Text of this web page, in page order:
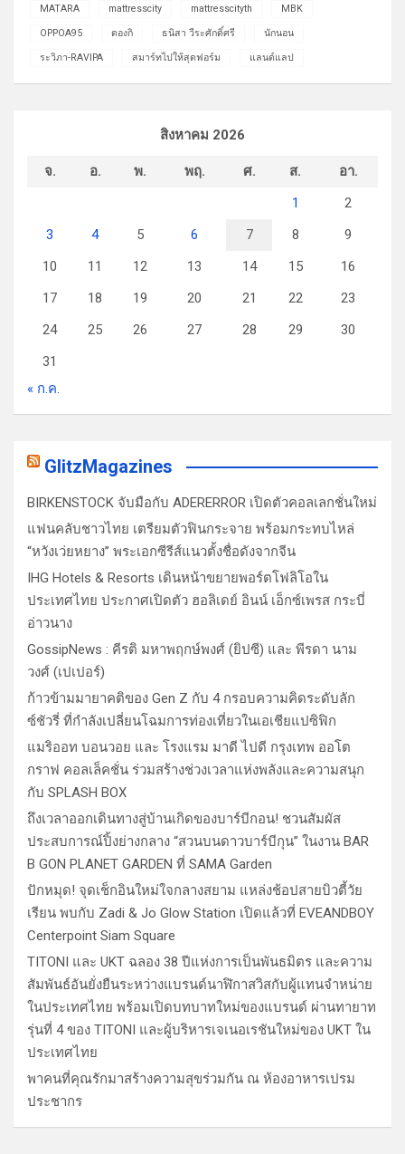
MATARA mattresscity mattresscityth MBK
OPPOA95 ดองกิ ธนิสา วีระศักดิ์ศรี นักนอน
ระวิภา-RAVIPA สมาร์ทไปให้สุดฟอร์ม แลนด์แลป
สิงหาคม 2026
จ. อ. พ. พฤ. ศ. ส.
อา.
1
2
3
4 5 6 7 8
9
10
11 12 13 14 15
16
17
18 19 20 21 22
23
24
25 26 27 28 29
30
31
« ก.ค.
GlitzMagazines
BIRKENSTOCK จับมือกับ ADERERROR เปิดตัวคอลเลกชั่นใหม่
แฟนคลับชาวไทย เตรียมตัวฟินกระจาย พร้อมกระทบไหล่
“หวังเว่ยหยาง” พระเอกซีรีส์แนวตั้งชื่อดังจากจีน
IHG Hotels & Resorts เดินหน้าขยายพอร์ตโฟลิโอใน
ประเทศไทย ประกาศเปิดตัว ฮอลิเดย์ อินน์ เอ็กซ์เพรส กระบี่
อ่าวนาง
GossipNews : คีรติ มหาพฤกษ์พงศ์ (ยิปซี) และ พีรดา นาม
วงศ์ (เปเปอร์)
ก้าวข้ามมายาคติของ Gen Z กับ 4 กรอบความคิดระดับลัก
ซ์ชัวรี่ ที่กำลังเปลี่ยนโฉมการท่องเที่ยวในเอเชียแปซิฟิก
แมริออท บอนวอย และ โรงแรม มาดี ไปดี กรุงเทพ ออโต
กราฟ คอลเล็คชั่น ร่วมสร้างช่วงเวลาแห่งพลังและความสนุก
กับ SPLASH BOX
ถึงเวลาออกเดินทางสู่บ้านเกิดของบาร์บีกอน! ชวนสัมผัส
ประสบการณ์ปิ้งย่างกลาง “สวนบนดาวบาร์บีกุน” ในงาน BAR
B GON PLANET GARDEN ที่ SAMA Garden
ปักหมุด! จุดเช็กอินใหม่ใจกลางสยาม แหล่งช้อปสายบิวตี้วัย
เรียน พบกับ Zadi & Jo Glow Station เปิดแล้วที่ EVEANDBOY
Centerpoint Siam Square
TITONI และ UKT ฉลอง 38 ปีแห่งการเป็นพันธมิตร และความ
สัมพันธ์อันยั่งยืนระหว่างแบรนด์นาฬิกาสวิสกับผู้แทนจำหน่าย
ในประเทศไทย พร้อมเปิดบทบาทใหม่ของแบรนด์ ผ่านทายาท
รุ่นที่ 4 ของ TITONI และผู้บริหารเจเนอเรชันใหม่ของ UKT ใน
ประเทศไทย
พาคนที่คุณรักมาสร้างความสุขร่วมกัน ณ ห้องอาหารเปรม
ประชากร